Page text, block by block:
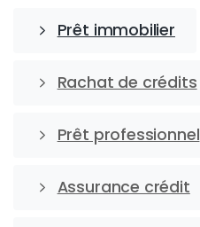
Prêt immobilier
Rachat de crédits
Prêt professionnel
Assurance crédit